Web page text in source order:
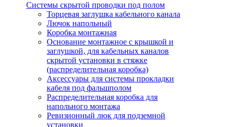
Системы скрытой проводки под полом
Торцевая заглушка кабельного канала
Лючок напольный
Коробка монтажная
Основание монтажное с крышкой и
заглушкой, для кабельных каналов
скрытой установки в стяжке
(распределительная коробка)
Аксессуары для системы прокладки
кабеля под фальшполом
Распределительная коробка для
напольного монтажа
Ревизионный люк для подземной
установки